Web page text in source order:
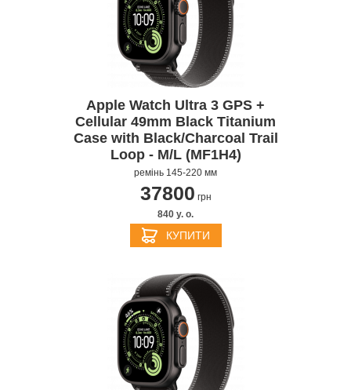
Apple Watch Ultra 3 GPS +
Cellular 49mm Black Titanium
Case with Black/Charcoal Trail
Loop - M/L (MF1H4)
ремінь 145-220 мм
37800 грн
840 y. о.
КУПИТИ